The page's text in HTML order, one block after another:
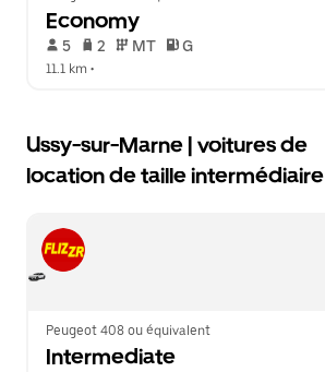
Economy
5 2 MT G
11.1 km •
Ussy-sur-Marne | voitures de
location de taille intermédiaire
Peugeot 408 ou équivalent
Intermediate